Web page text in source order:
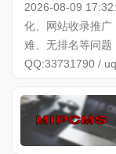
2026-08-09
化、网站收录推广
难、无排名等问题
QQ:33731790 /